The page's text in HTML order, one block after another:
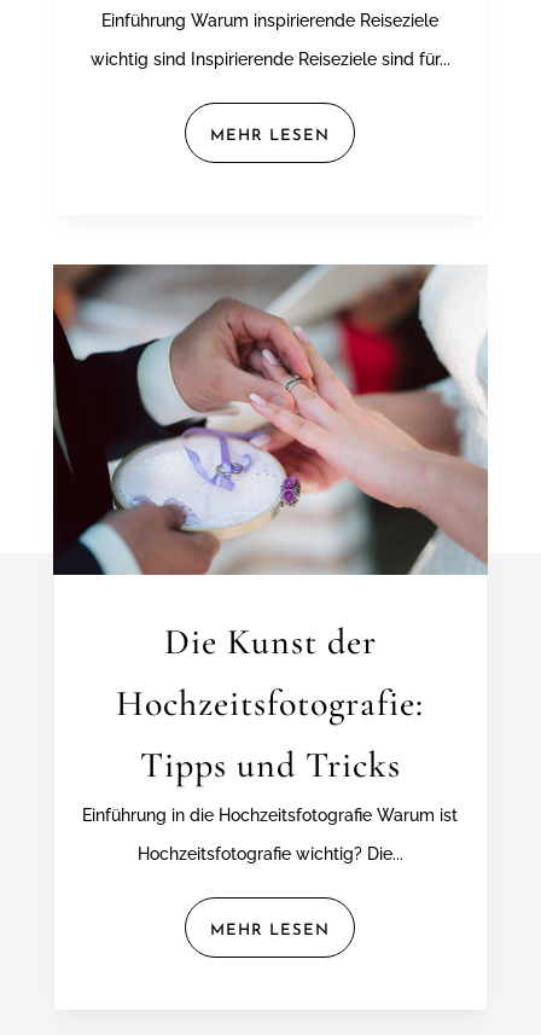
Einführung Warum inspirierende Reiseziele
wichtig sind Inspirierende Reiseziele sind für...
MEHR LESEN
Die Kunst der
Hochzeitsfotografie:
Tipps und Tricks
Einführung in die Hochzeitsfotografie Warum ist
Hochzeitsfotografie wichtig? Die...
MEHR LESEN